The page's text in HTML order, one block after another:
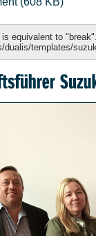
equivalent to
dualis/templates/